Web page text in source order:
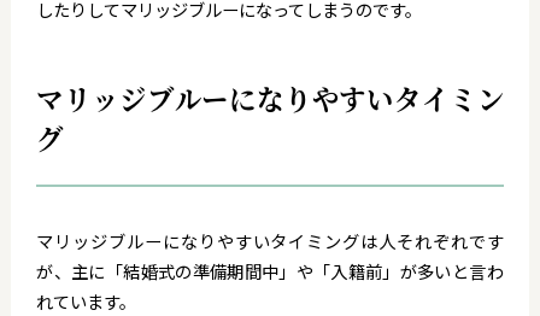
したりしてマリッジブルーになってしまうのです。
マリッジブルーになりやすいタイミン
グ
マリッジブルーになりやすいタイミングは人それぞれです
が、主に「結婚式の準備期間中」や「入籍前」が多いと言わ
れています。